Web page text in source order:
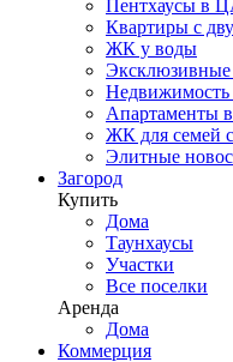
Пентхаусы в
Квартиры с
ЖК у воды
Апартаменты
ЖК для семей
Элитные
Загород
Купить
Дома
Таунхаусы
Участки
Все поселки
Аренда
Дома
Коммерция